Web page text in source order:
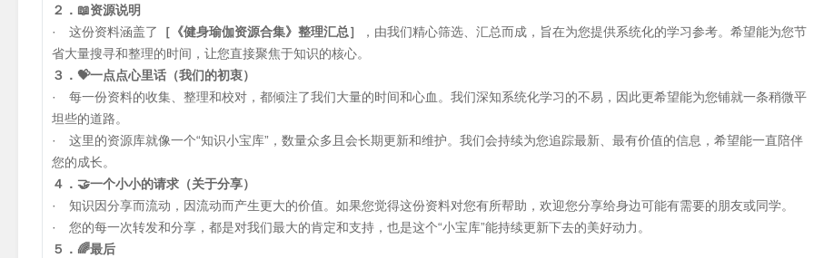
２．📖资源说明
· 这份资料涵盖了
［《健身瑜伽资源合集》整理汇总］
，由我们精心筛选、汇总而成，旨在为您提供系统化的学习参考。希望能为您节
省大量搜寻和整理的时间，让您直接聚焦于知识的核心。
３．💝一点点心里话（我们的初衷）
· 每一份资料的收集、整理和校对，都倾注了我们大量的时间和心血。我们深知系统化学习的不易，因此更希望能为您铺就一条稍微平
坦些的道路。
· 这里的资源库就像一个“知识小宝库”，数量众多且会长期更新和维护。我们会持续为您追踪最新、最有价值的信息，希望能一直陪伴
您的成长。
４．🤝一个小小的请求（关于分享）
· 知识因分享而流动，因流动而产生更大的价值。如果您觉得这份资料对您有所帮助，欢迎您分享给身边可能有需要的朋友或同学。
· 您的每一次转发和分享，都是对我们最大的肯定和支持，也是这个“小宝库”能持续更新下去的美好动力。
５．🌈最后